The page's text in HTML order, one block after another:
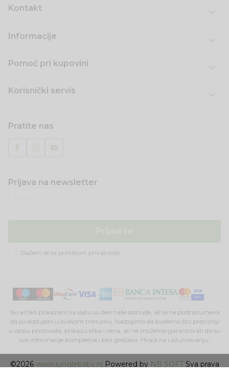
Kontakt
Informacije
Pomoć pri kupovini
Korisnički servis
Pratite nas
Prijava na newsletter
Slažem se sa politikom privatnosti
Svi artikli prikazani na sajtu su deo naše ponude, ali se ne podrazumeva
da su dostupni u svakom trenutku. Nastojimo da budemo što precizniji
u opisu proizvoda, prikazu slika i cena, ali ne možemo garantovati da su
sve informacije kompletne i bez grešaka. Hvala na razumevanju.
©2026 www.junglebaby.rs Powered by NB SOFTSva prava